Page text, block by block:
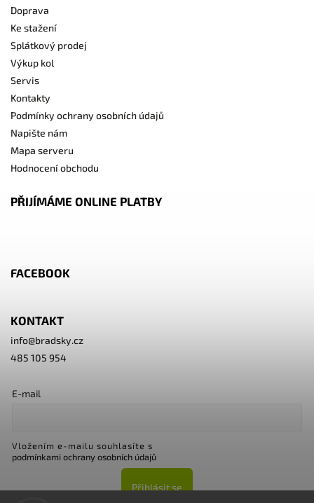
Doprava
Ke stažení
Splátkový prodej
Výkup kol
Servis
Kontakty
Podmínky ochrany osobních údajů
Napište nám
Mapa serveru
Hodnocení obchodu
PŘIJÍMÁME ONLINE PLATBY
FACEBOOK
KONTAKT
info@bradsky.cz
485 105 954
E-mail
Vložením e-mailu souhlasíte s
podmínkami ochrany osobních údajů
Přihlásit se